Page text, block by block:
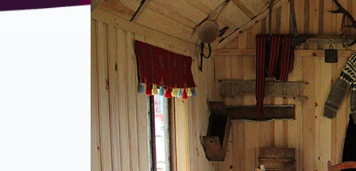
?>